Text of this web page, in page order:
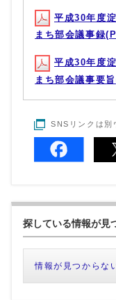
平成30年度
まち部会議事録
平成30年度
まち部会議事要
SNSリンクは別
探している情報が見
情報が見つからな